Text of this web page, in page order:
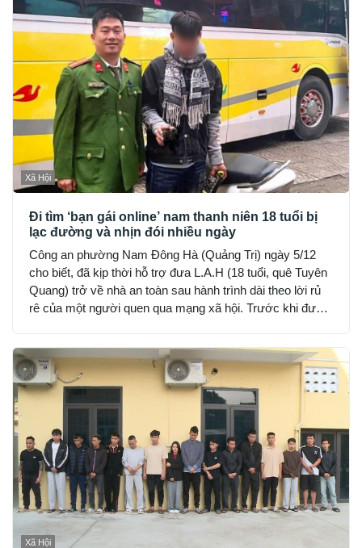
Xã Hội
Đi tìm ‘bạn gái online’ nam thanh niên 18 tuổi bị
lạc đường và nhịn đói nhiều ngày
Công an phường Nam Đông Hà (Quảng Trị) ngày 5/12
cho biết, đã kịp thời hỗ trợ đưa L.A.H (18 tuổi, quê Tuyên
Quang) trở về nhà an toàn sau hành trình dài theo lời rủ
rê của một người quen qua mạng xã hội. Trước khi được
Xã Hội